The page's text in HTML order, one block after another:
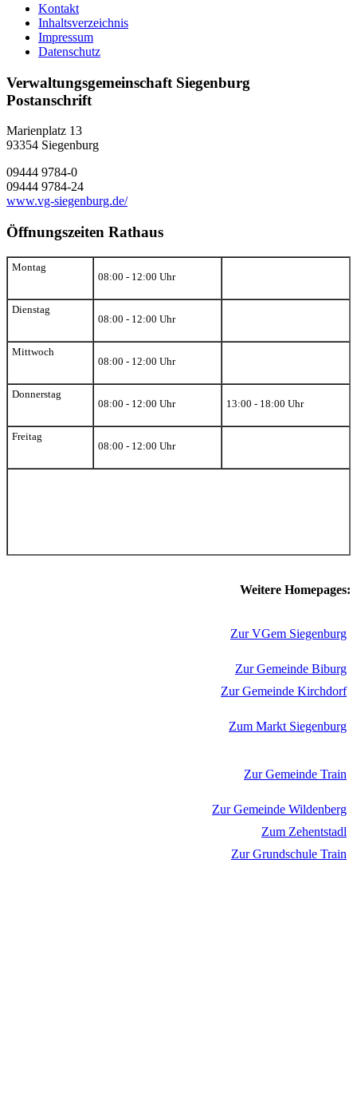
Kontakt
Inhaltsverzeichnis
Impressum
Datenschutz
Verwaltungsgemeinschaft Siegenburg
Postanschrift
Marienplatz 13
93354 Siegenburg
09444 9784-0
09444 9784-24
www.vg-siegenburg.de/
Öffnungszeiten Rathaus
Montag
08:00 - 12:00 Uhr
Dienstag
08:00 - 12:00 Uhr
Mittwoch
08:00 - 12:00 Uhr
Donnerstag
08:00 - 12:00 Uhr
13:00 - 18:00 Uhr
Freitag
08:00 - 12:00 Uhr
Weitere Homepages:
Zur VGem Siegenburg
Zur Gemeinde Biburg
Zur Gemeinde Kirchdorf
Zum Markt Siegenburg
Zur Gemeinde Train
Zur Gemeinde Wildenberg
Zum Zehentstadl
Zur Grundschule Train